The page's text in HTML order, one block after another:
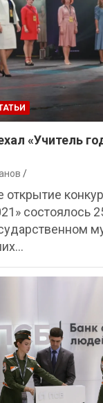
«Учитель
состоялось